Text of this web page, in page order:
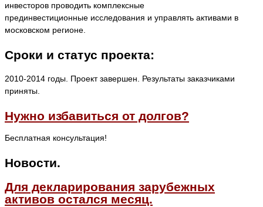
инвесторов проводить комплексные
прединвестиционные исследования и управлять активами в
московском регионе.
Сроки и статус проекта:
2010-2014 годы. Проект завершен. Результаты заказчиками
приняты.
Нужно избавиться от долгов?
Бесплатная консультация!
Новости.
Для декларирования зарубежных
активов остался месяц.